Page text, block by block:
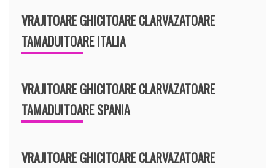
VRAJITOARE GHICITOARE CLARVAZATOARE
TAMADUITOARE ITALIA
VRAJITOARE GHICITOARE CLARVAZATOARE
TAMADUITOARE SPANIA
VRAJITOARE GHICITOARE CLARVAZATOARE